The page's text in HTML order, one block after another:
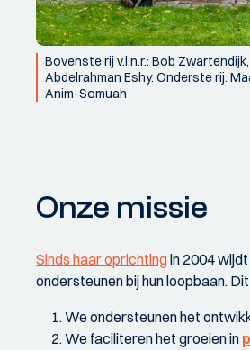
Bovenste rij v.l.n.r.: Bob
Abdelrahman Eshy. Onderste rij:
Anim-Somuah
Onze missie
Sinds haar oprichtingin 2004
ondersteunen bij hun loopbaan.
We ondersteunen het
We faciliteren het groeien in